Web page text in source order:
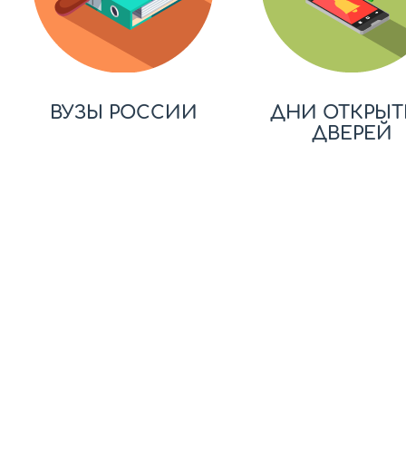
ВУЗЫ РОССИИ
ДНИ
ДВЕРЕЙ